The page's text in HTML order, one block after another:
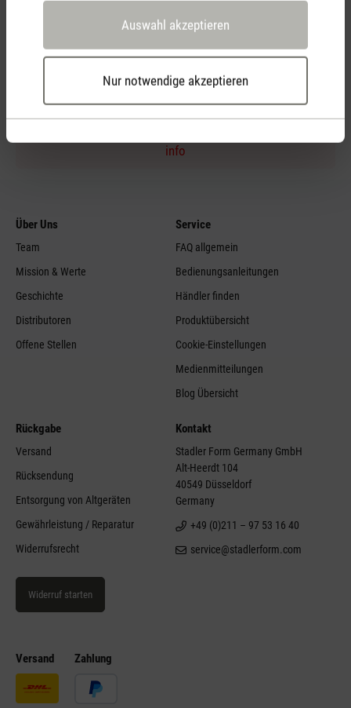
Auswahl akzeptieren
Nur notwendige akzeptieren
per Telefon
info
Versand Zahlung
Über Uns
Team
Mission & Werte
Geschichte
Distributoren
Offene Stellen
Service
FAQ allgemein
Bedienungsanleitungen
Händler finden
Produktübersicht
Cookie-Einstellungen
Medienmitteilungen
Blog Übersicht
Rückgabe
Versand
Rücksendung
Entsorgung von Altgeräten
Gewährleistung / Reparatur
Widerrufsrecht
Widerruf starten
Kontakt
Stadler Form Germany GmbH
Alt-Heerdt 104
40549 Düsseldorf
Germany
+49 (0)211 – 97 53 16 40
service@stadlerform.com